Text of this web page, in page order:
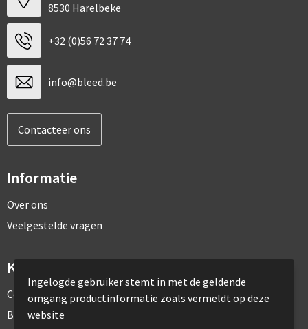
8530 Harelbeke
+32 (0)56 72 37 74
info@bleed.be
Contacteer ons
Informatie
Over ons
Veelgestelde vragen
Klantenservice
Contact
Bestelling & Bezorging
Ingelogde gebruiker stemt in met de geldende
omgang productinformatie zoals vermeldt op deze
website